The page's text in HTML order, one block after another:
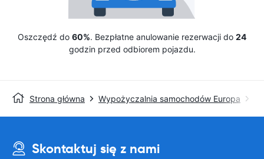
Oszczędź do 60%. Bezpłatne anulowanie rezerwacji do 24
godzin przed odbiorem pojazdu.
Strona główna Wypożyczalnia samochodów Europa
Skontaktuj się z nami